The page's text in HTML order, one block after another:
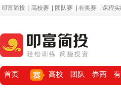
叩富简投 高校赛 团队赛 有奖赛 课程实
首页 高校 团队 券商